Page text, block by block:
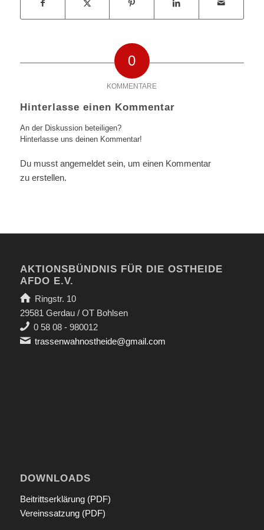
0
KOMMENTARE
Hinterlasse einen Kommentar
An der Diskussion beteiligen?
Hinterlasse uns deinen Kommentar!
Du musst angemeldet sein, um einen Kommentar
zu erstellen.
AKTIONSBÜNDNIS FÜR DIE OSTHEIDE
AFDO E.V.
Ringstr. 10
29581 Gerdau / OT Bohlsen
0 58 08 - 980012
trassenwahnostheide@gmail.com
DOWNLOADS
Beitrittserklärung (PDF)
Vereinssatzung (PDF)